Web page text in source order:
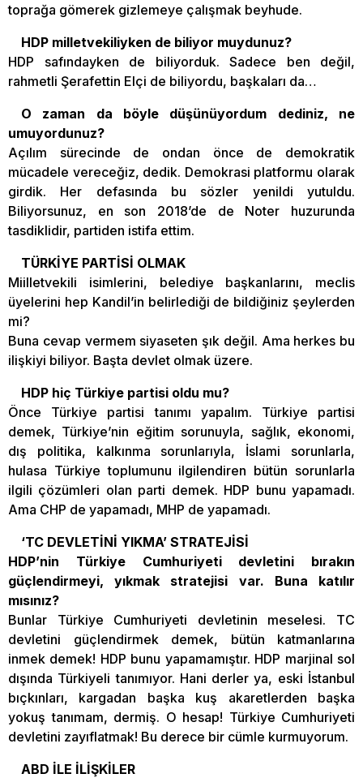
toprağa gömerek gizlemeye çalışmak beyhude.
HDP milletvekiliyken de biliyor muydunuz?
HDP safındayken de biliyorduk. Sadece ben değil,
rahmetli Şerafettin Elçi de biliyordu, başkaları da…
O zaman da böyle düşünüyordum dediniz, ne
umuyordunuz?
Açılım sürecinde de ondan önce de demokratik
mücadele vereceğiz, dedik. Demokrasi platformu olarak
girdik. Her defasında bu sözler yenildi yutuldu.
Biliyorsunuz, en son 2018’de de Noter huzurunda
tasdiklidir, partiden istifa ettim.
TÜRKİYE PARTİSİ OLMAK
Miilletvekili isimlerini, belediye başkanlarını, meclis
üyelerini hep Kandil’in belirlediği de bildiğiniz şeylerden
mi?
Buna cevap vermem siyaseten şık değil. Ama herkes bu
ilişkiyi biliyor. Başta devlet olmak üzere.
HDP hiç Türkiye partisi oldu mu?
Önce Türkiye partisi tanımı yapalım. Türkiye partisi
demek, Türkiye’nin eğitim sorunuyla, sağlık, ekonomi,
dış politika, kalkınma sorunlarıyla, İslami sorunlarla,
hulasa Türkiye toplumunu ilgilendiren bütün sorunlarla
ilgili çözümleri olan parti demek. HDP bunu yapamadı.
Ama CHP de yapamadı, MHP de yapamadı.
‘TC DEVLETİNİ YIKMA’ STRATEJİSİ
HDP’nin Türkiye Cumhuriyeti devletini bırakın
güçlendirmeyi, yıkmak stratejisi var. Buna katılır
mısınız?
Bunlar Türkiye Cumhuriyeti devletinin meselesi. TC
devletini güçlendirmek demek, bütün katmanlarına
inmek demek! HDP bunu yapamamıştır. HDP marjinal sol
dışında Türkiyeli tanımıyor. Hani derler ya, eski İstanbul
bıçkınları, kargadan başka kuş akaretlerden başka
yokuş tanımam, dermiş. O hesap! Türkiye Cumhuriyeti
devletini zayıflatmak! Bu derece bir cümle kurmuyorum.
ABD İLE İLİŞKİLER